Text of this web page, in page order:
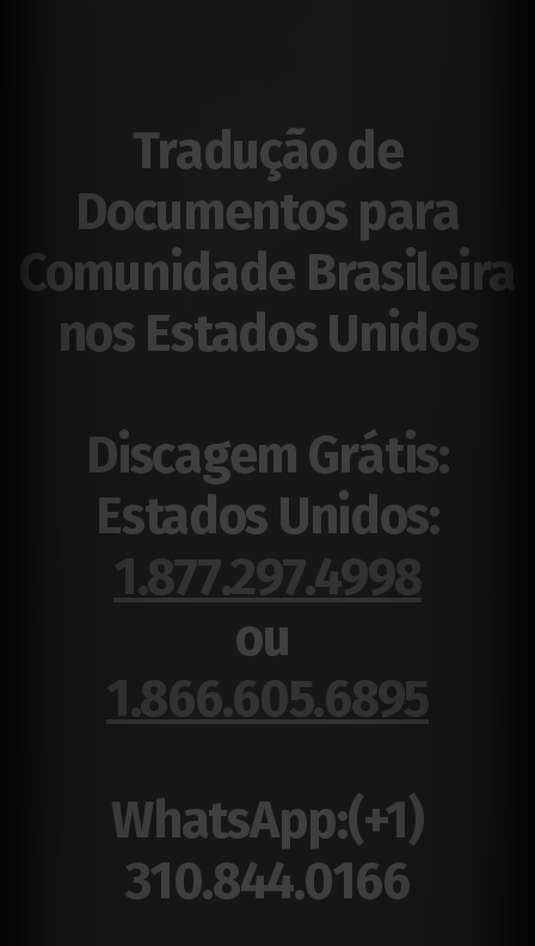
Tradução de
Documentos para
Comunidade Brasileira
nos Estados Unidos
Discagem Grátis:
Estados Unidos:
1.877.297.4998
ou
1.866.605.6895
WhatsApp:(+1)
310.844.0166